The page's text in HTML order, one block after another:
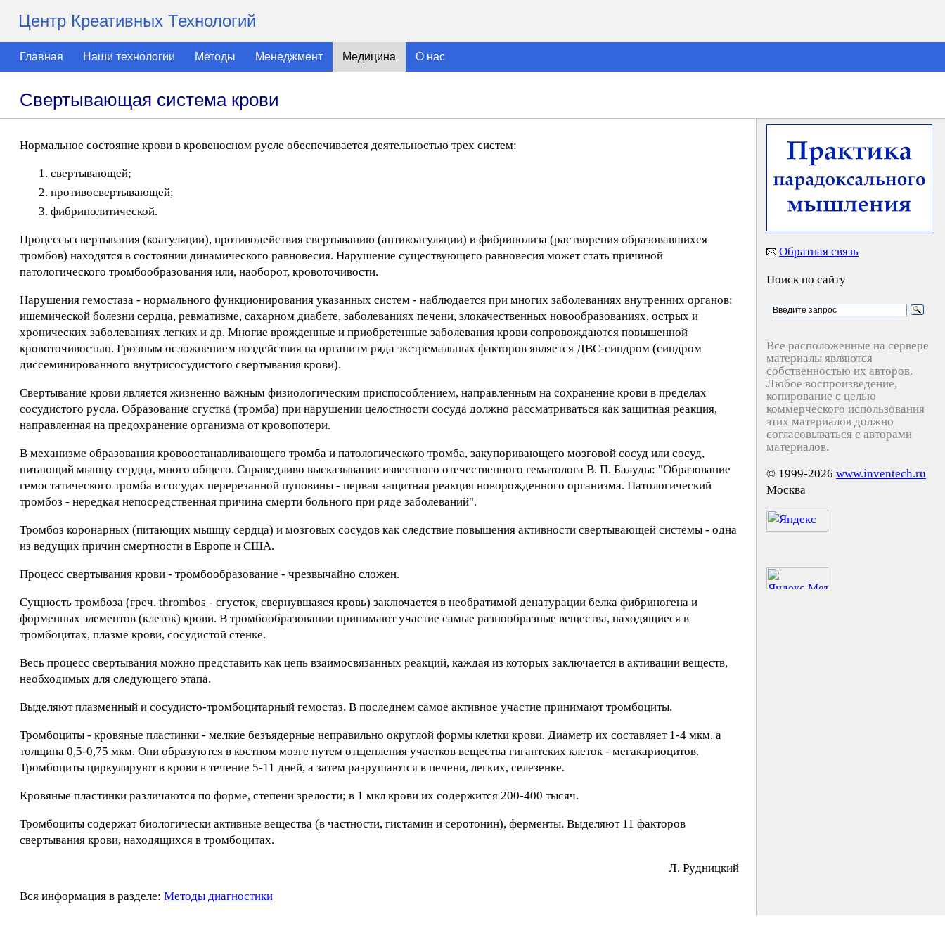
Центр Креативных Технологий
Главная Наши технологии Методы Менеджмент Медицина О нас
Свертывающая система крови
Нормальное состояние крови в кровеносном русле обеспечивается деятельностью трех систем:
свертывающей;
противосвертывающей;
фибринолитической.
Процессы свертывания (коагуляции), противодействия свертыванию (антикоагуляции) и фибринолиза (растворения образовавшихся
тромбов) находятся в состоянии динамического равновесия. Нарушение существующего равновесия может стать причиной
патологического тромбообразования или, наоборот, кровоточивости.
Нарушения гемостаза - нормального функционирования указанных систем - наблюдается при многих заболеваниях внутренних органов:
ишемической болезни сердца, ревматизме, сахарном диабете, заболеваниях печени, злокачественных новообразованиях, острых и
хронических заболеваниях легких и др. Многие врожденные и приобретенные заболевания крови сопровождаются повышенной
кровоточивостью. Грозным осложнением воздействия на организм ряда экстремальных факторов является ДВС-синдром (синдром
диссеминированного внутрисосудистого свертывания крови).
Свертывание крови является жизненно важным физиологическим приспособлением, направленным на сохранение крови в пределах
сосудистого русла. Образование сгустка (тромба) при нарушении целостности сосуда должно рассматриваться как защитная реакция,
направленная на предохранение организма от кровопотери.
В механизме образования кровоостанавливающего тромба и патологического тромба, закупоривающего мозговой сосуд или сосуд,
питающий мышцу сердца, много общего. Справедливо высказывание известного отечественного гематолога В. П. Балуды: "Образование
гемостатического тромба в сосудах перерезанной пуповины - первая защитная реакция новорожденного организма. Патологический
тромбоз - нередкая непосредственная причина смерти больного при ряде заболеваний".
Тромбоз коронарных (питающих мышцу сердца) и мозговых сосудов как следствие повышения активности свертывающей системы - одна
из ведущих причин смертности в Европе и США.
Процесс свертывания крови - тромбообразование - чрезвычайно сложен.
Сущность тромбоза (греч. thrombos - сгусток, свернувшаяся кровь) заключается в необратимой денатурации белка фибриногена и
форменных элементов (клеток) крови. В тромбообразовании принимают участие самые разнообразные вещества, находящиеся в
тромбоцитах, плазме крови, сосудистой стенке.
Весь процесс свертывания можно представить как цепь взаимосвязанных реакций, каждая из которых заключается в активации веществ,
необходимых для следующего этапа.
Выделяют плазменный и сосудисто-тромбоцитарный гемостаз. В последнем самое активное участие принимают тромбоциты.
Тромбоциты - кровяные пластинки - мелкие безъядерные неправильно округлой формы клетки крови. Диаметр их составляет 1-4 мкм, а
толщина 0,5-0,75 мкм. Они образуются в костном мозге путем отщепления участков вещества гигантских клеток - мегакариоцитов.
Тромбоциты циркулируют в крови в течение 5-11 дней, а затем разрушаются в печени, легких, селезенке.
Кровяные пластинки различаются по форме, степени зрелости; в 1 мкл крови их содержится 200-400 тысяч.
Тромбоциты содержат биологически активные вещества (в частности, гистамин и серотонин), ферменты. Выделяют 11 факторов
свертывания крови, находящихся в тромбоцитах.
Л. Pyдницкий
Вся информация в разделе: Методы диагностики
Обратная связь
Поиск по сайту
Все расположенные на сервере
материалы являются
собственностью их авторов.
Любое воспроизведение,
копирование с целью
коммерческого использования
этих материалов должно
согласовываться с авторами
материалов.
© 1999-2026 www.inventech.ru
Москва